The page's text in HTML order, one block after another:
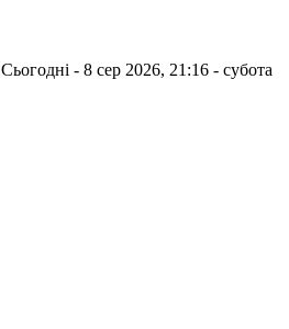
Сьогодні - 8 сер 2026, 21:16 - субота